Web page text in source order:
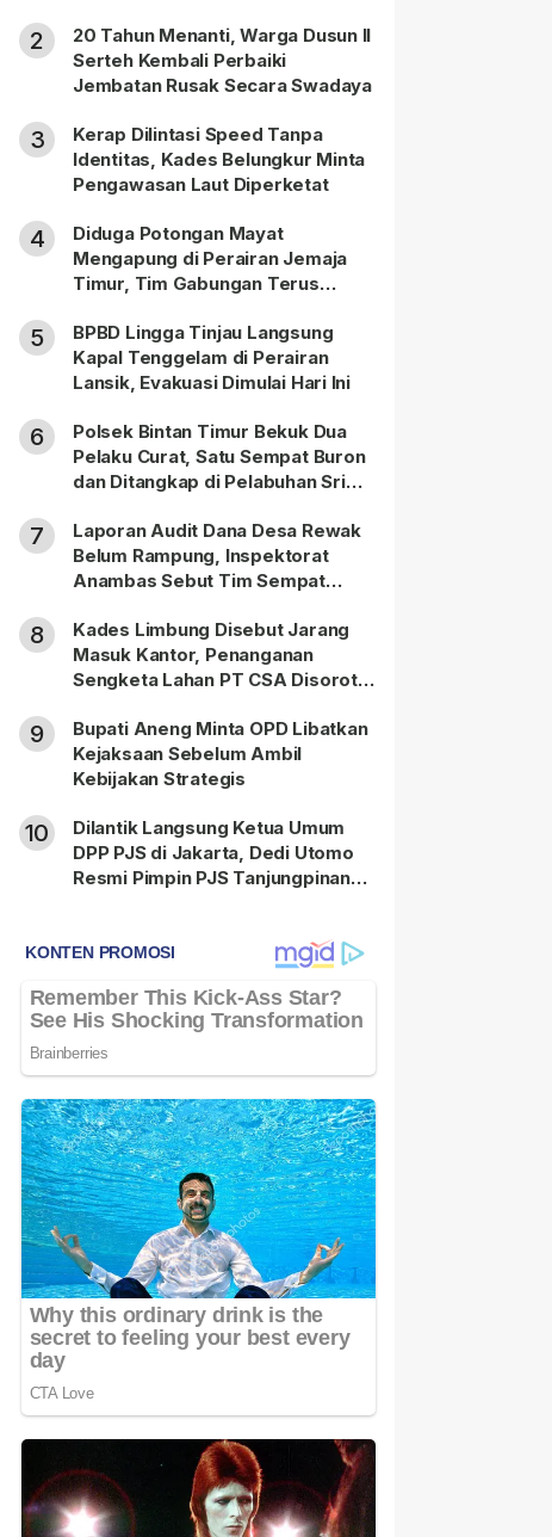
2
20 Tahun Menanti, Warga Dusun II
Serteh Kembali Perbaiki
Jembatan Rusak Secara Swadaya
3
Kerap Dilintasi Speed Tanpa
Identitas, Kades Belungkur Minta
Pengawasan Laut Diperketat
4
Diduga Potongan Mayat
Mengapung di Perairan Jemaja
Timur, Tim Gabungan Terus
5
BPBD Lingga Tinjau Langsung
Kapal Tenggelam di Perairan
Lansik, Evakuasi Dimulai Hari Ini
6
Polsek Bintan Timur Bekuk Dua
Pelaku Curat, Satu Sempat Buron
dan Ditangkap di Pelabuhan Sri
7
Laporan Audit Dana Desa Rewak
Belum Rampung, Inspektorat
Anambas Sebut Tim Sempat
8
Kades Limbung Disebut Jarang
Masuk Kantor, Penanganan
Sengketa Lahan PT CSA Disorot
9
Bupati Aneng Minta OPD Libatkan
Kejaksaan Sebelum Ambil
Kebijakan Strategis
10
Dilantik Langsung Ketua Umum
DPP PJS di Jakarta, Dedi Utomo
Resmi Pimpin PJS Tanjungpinang-